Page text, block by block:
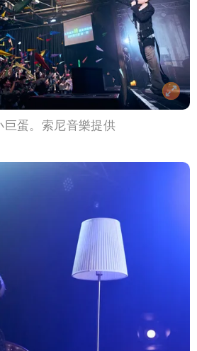
蛋。索尼音樂提供